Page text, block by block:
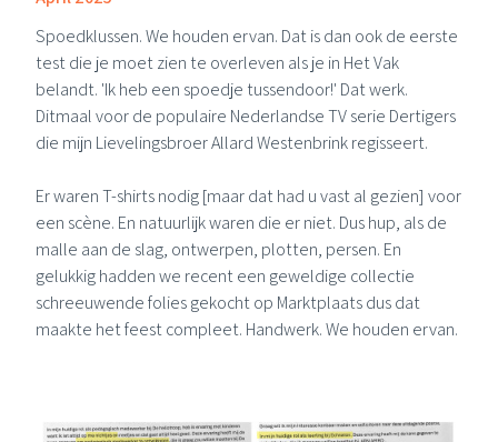
Spoedklussen. We houden ervan. Dat is dan ook de eerste
test die je moet zien te overleven als je in Het Vak
belandt. 'Ik heb een spoedje tussendoor!' Dat werk.
Ditmaal voor de populaire Nederlandse TV serie Dertigers
die mijn LievelingsbroerAllard Westenbrinkregisseert.
Er waren T-shirts nodig [maar dat had u vast al gezien] voor
een scène. En natuurlijk waren die er niet. Dus hup, als de
malle aan de slag, ontwerpen, plotten, persen. En
gelukkig hadden we recent een geweldige collectie
schreeuwende folies gekocht op Marktplaatsdus dat
maakte het feest compleet. Handwerk. We houden ervan.